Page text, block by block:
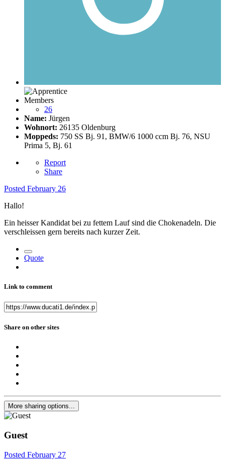
Members
26
Name: Jürgen
Wohnort: 26135 Oldenburg
Moppeds: 750 SS Bj. 91, BMW/6 1000 ccm Bj. 76, NSU
Prima 5, Bj. 61
Report
Share
Posted February 26
Hallo!
Ein heisser Kandidat bei zu fettem Lauf sind die Chokenadeln. Die
verschleissen gern bereits nach kurzer Zeit.
Quote
Link to comment
Share on other sites
More sharing options...
Guest
Posted February 27